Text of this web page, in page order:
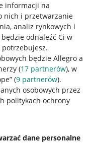
informacji na
nich i przetwarzanie
analiz rynkowych i
odnaleźć Ci w
potrzebujesz.
będzie Allegro a
(17 partnerów), w
(9 partnerów).
osobowych przez
politykach ochrony
dane personalne